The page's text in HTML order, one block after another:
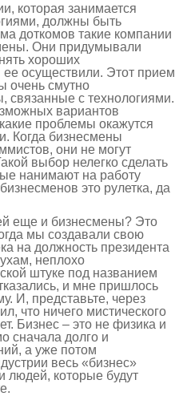
которая занимается
должны быть
доткомов такие компании
Они придумывали
хороших
осуществили. Этот прием
очень смутно
связанные с технологиями.
вариантов
проблемы окажутся
Когда бизнесмены
они не могут
выбор нелегко сделать
нанимают на работу
это рулетка, да
еще и бизнесмены? Это
мы создавали свою
на должность президента
неплохо
штуке под названием
и мне пришлось
И, представьте, через
что ничего мистического
Бизнес – это не физика и
сначала долго и
а уже потом
весь «бизнес»
людей, которые будут